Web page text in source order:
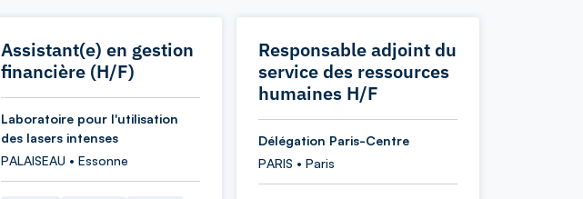
Assistant(e) en gestion
financière (H/F)
Laboratoire pour l'utilisation
des lasers intenses
PALAISEAU • Essonne
Responsable adjoint du
service des ressources
humaines H/F
Délégation Paris-Centre
PARIS • Paris